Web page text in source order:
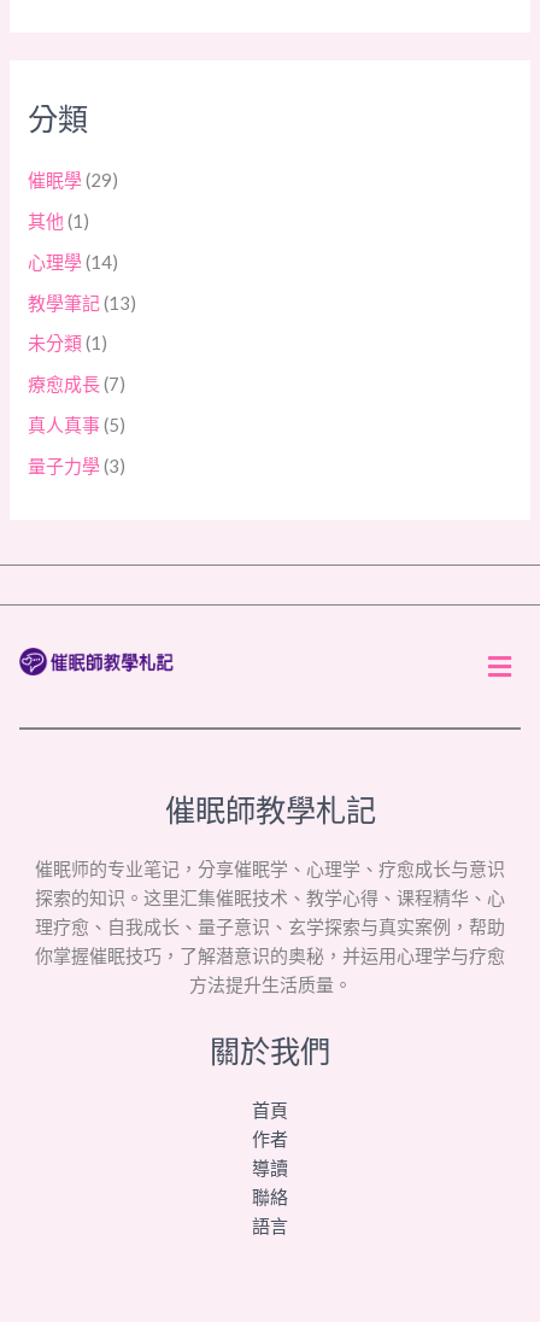
分類
催眠學(29)
其他 (1)
心理學(14)
教學筆記 (13)
未分類(1)
療愈成長(7)
真人真事(5)
量子力學 (3)
催眠師教學札記
催眠师的专业笔记，分享催眠学、心理学、疗愈成长与意识
探索的知识。这里汇集催眠技术、教学心得、课程精华、心
理疗愈、自我成长、量子意识、玄学探索与真实案例，帮助
你掌握催眠技巧，了解潜意识的奥秘，并运用心理学与疗愈
方法提升生活质量。
關於我們
首頁
作者
導讀
聯絡
語言